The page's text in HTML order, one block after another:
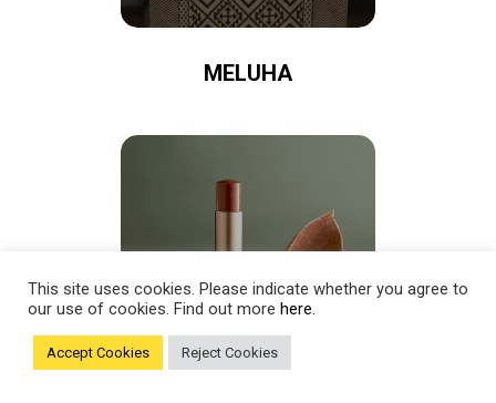
MELUHA
This site uses cookies. Please indicate whether you agree to
our use of cookies. Find out more here.
Accept Cookies Reject Cookies